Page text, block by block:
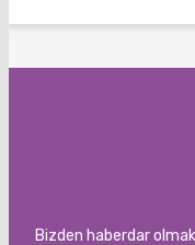
Bizden haberdar